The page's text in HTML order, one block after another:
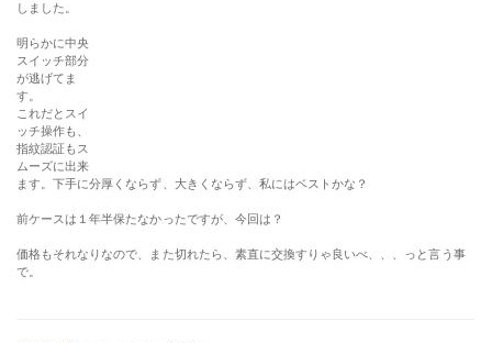
しました。
明らかに中央
スイッチ部分
が逃げてま
す。
これだとスイ
ッチ操作も、
指紋認証もス
ムーズに出来
ます。下手に分厚くならず、大きくならず、私にはベストかな？
前ケースは１年半保たなかったですが、今回は？
価格もそれなりなので、また切れたら、素直に交換すりゃ良いべ、、、っと言う事
で。